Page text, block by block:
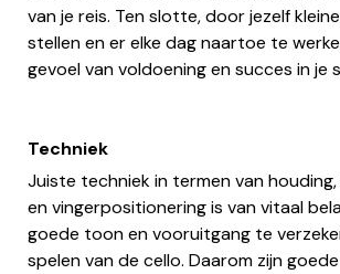
van je reis. Ten slotte, door jezelf
stellen en er elke dag naartoe te
gevoel van voldoening en succes in je
Techniek
Juiste techniek in termen van
en vingerpositionering is van vitaal
goede toon en vooruitgang te
spelen van de cello. Daarom zijn